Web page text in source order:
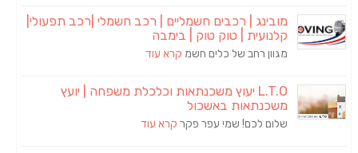
מובינג | רכבים חשמליים | רכב חשמלי |רכב תפעולי|
קלנועית | טוק טוק | בימבה
מגוון רחב של כלים חשמקרא עוד
L.T.O יעוץ משכנתאות וכלכלת משפחה | יועץ
משכנתאות באשכול
שלום לכם! שמי עפר פקרקרא עוד